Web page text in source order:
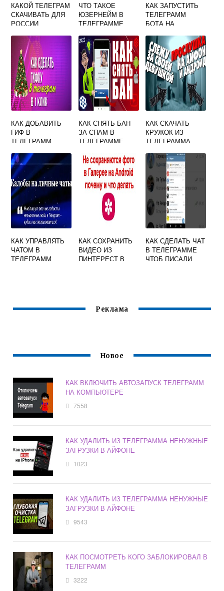
КАКОЙ ТЕЛЕГРАМ
СКАЧИВАТЬ ДЛЯ
РОССИИ
ЧТО ТАКОЕ
ЮЗЕРНЕЙМ В
ТЕЛЕГРАММЕ
КАК ЗАПУСТИТЬ
ТЕЛЕГРАММ
БОТА НА
КАК ДОБАВИТЬ
ГИФ В
ТЕЛЕГРАММ
КАК СНЯТЬ БАН
ЗА СПАМ В
ТЕЛЕГРАММЕ
КАК СКАЧАТЬ
КРУЖОК ИЗ
ТЕЛЕГРАММА
КАК УПРАВЛЯТЬ
ЧАТОМ В
ТЕЛЕГРАММ
КАК СОХРАНИТЬ
ВИДЕО ИЗ
ПИНТЕРЕСТ В
КАК СДЕЛАТЬ ЧАТ
В ТЕЛЕГРАММЕ
ЧТОБ ПИСАЛИ
Реклама
Новое
КАК ВКЛЮЧИТЬ АВТОЗАПУСК ТЕЛЕГРАММ
НА КОМПЬЮТЕРЕ
7558
КАК УДАЛИТЬ ИЗ ТЕЛЕГРАММА НЕНУЖНЫЕ
ЗАГРУЗКИ В АЙФОНЕ
1023
КАК УДАЛИТЬ ИЗ ТЕЛЕГРАММА НЕНУЖНЫЕ
ЗАГРУЗКИ В АЙФОНЕ
9543
КАК ПОСМОТРЕТЬ КОГО ЗАБЛОКИРОВАЛ В
ТЕЛЕГРАММ
3222